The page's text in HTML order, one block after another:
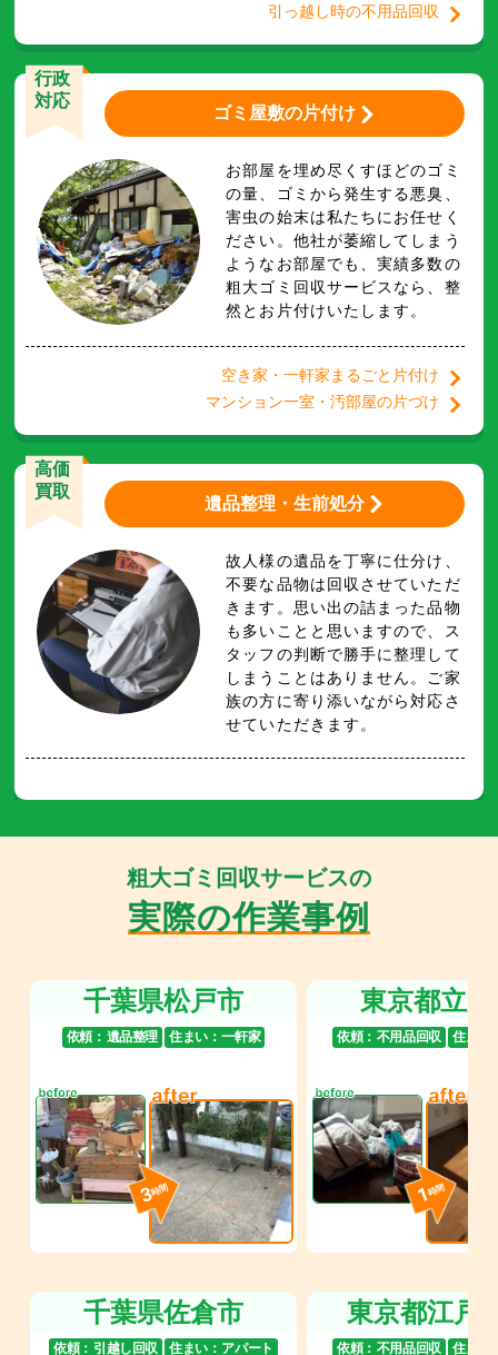
引っ越し時の不用品回収
行政
対応
ゴミ屋敷の片付け
お部屋を埋め尽くすほどのゴミ
の量、ゴミから発生する悪臭、
害虫の始末は私たちにお任せく
ださい。他社が萎縮してしまう
ようなお部屋でも、実績多数の
粗大ゴミ回収サービスなら、整
然とお片付けいたします。
空き家・一軒家まるごと片付け
マンション一室・汚部屋の片づけ
高価
買取
遺品整理・生前処分
故人様の遺品を丁寧に仕分け、
不要な品物は回収させていただ
きます。思い出の詰まった品物
も多いことと思いますので、ス
タッフの判断で勝手に整理して
しまうことはありません。ご家
族の方に寄り添いながら対応さ
せていただきます。
粗大ゴミ回収サービスの
実際の作業事例
千葉県松戸市
依頼： 遺品整理 住まい： 一軒家
3時間
東京都立
依頼： 不用品回収 住まい
1時間
千葉県佐倉市
依頼： 引越し回収 住まい： アパート
東京都江戸
依頼： 不用品回収 住まい